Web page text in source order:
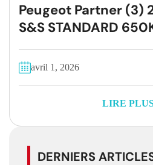
Peugeot Partner (3)
S&S STANDARD
avril 1, 2026
LIRE
DERNIERS